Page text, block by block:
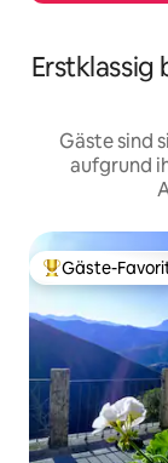
Gäste sind
aufgrund
Beliebter
Gäste-